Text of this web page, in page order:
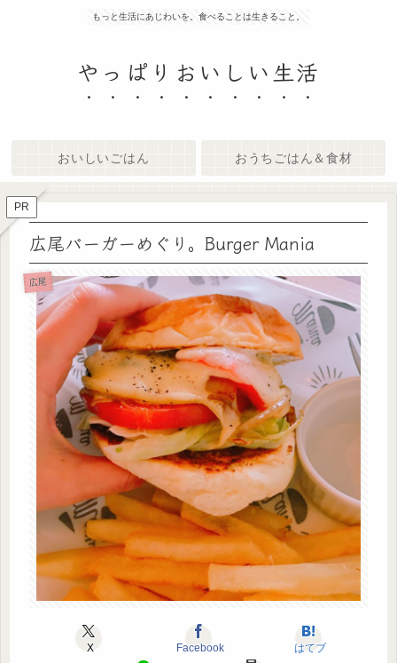
もっと生活にあじわいを。食べることは生きること。
やっぱりおいしい生活
おいしいごはん おうちごはん＆食材
PR
広尾バーガーめぐり。Burger Mania
広尾
X Facebook はてブ